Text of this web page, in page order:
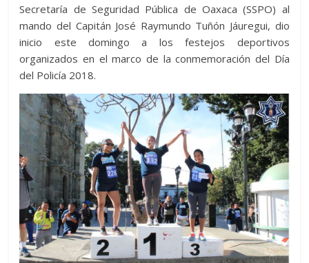
Secretaría de Seguridad Pública de Oaxaca (SSPO) al
mando del Capitán José Raymundo Tuñón Jáuregui, dio
inicio este domingo a los festejos deportivos
organizados en el marco de la conmemoración del Día
del Policía 2018.